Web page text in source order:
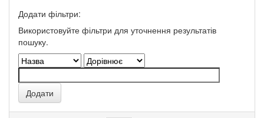
Додати фільтри:
Використовуйте фільтри для уточнення результатів
пошуку.